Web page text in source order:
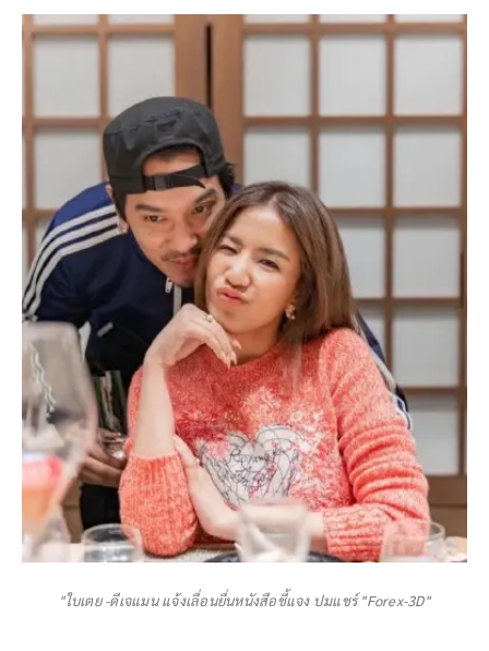
"ใบเตย -ดีเจแมน แจ้งเลื่อนยื่นหนังสือชี้แจง ปมแชร์ "Forex-3D"